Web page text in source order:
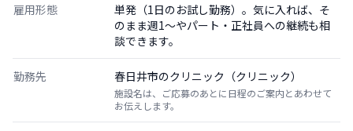
雇用形態
単発（1日のお試し勤務）。気に入れば、そ
のまま週1〜やパート・正社員への継続も相
談できます。
勤務先 春日井市のクリニック（クリニック）
施設名は、ご応募のあとに日程のご案内とあわせて
お伝えします。